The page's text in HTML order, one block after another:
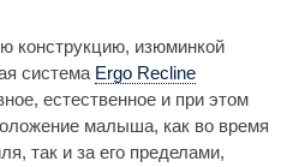
конструкцию, изюминкой
система Ergo Recline
естественное и при этом
малыша, как во время
так и за его пределами,